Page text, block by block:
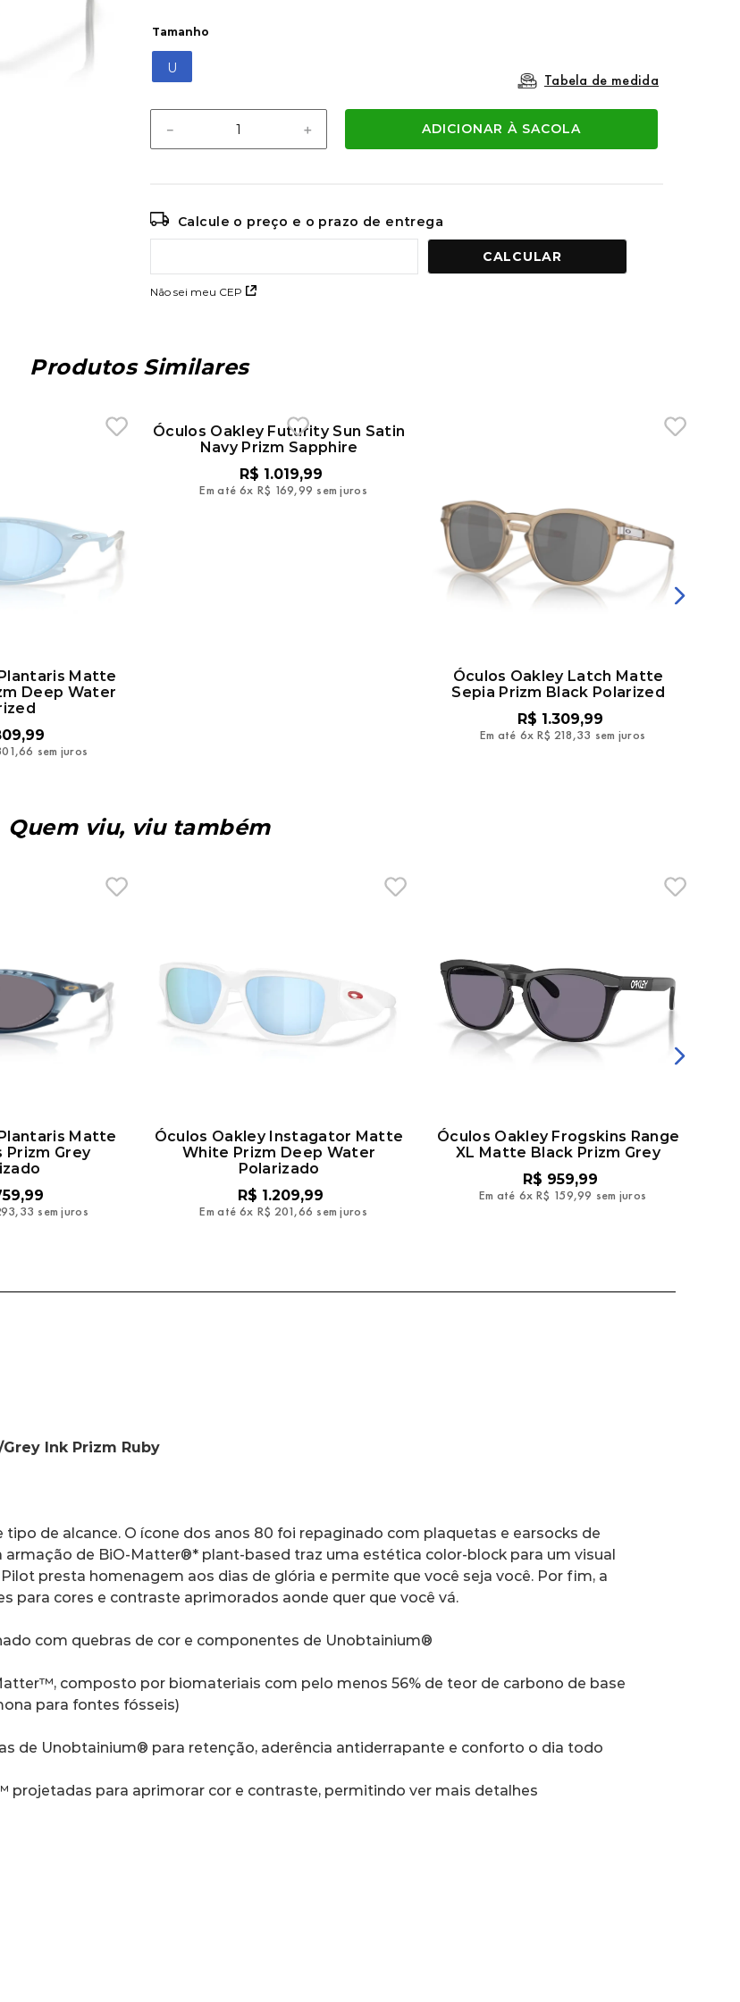
Tamanho
U
Tabela de medida
＋
－ ADICIONAR À SACOLA
Calcule o preço e o prazo de entrega
Não sei meu CEP
Produtos Similares
Matte
Deep Water
,99
,66 sem juros
Óculos Oakley Latch Matte
Sepia Prizm Black Polarized
R$ 1 .309,99
Em até 6x R$ 218,33 sem juros
Quem viu, viu também
Matte
Prizm Grey
,99
,33 sem juros
Óculos Oakley Instagator Matte
White Prizm Deep Water
Polarizado
R$ 1 .209,99
Em até 6x R$ 201,66 sem juros
Óculos Oakley Frogskins Range
XL Matte Black Prizm Grey
R$ 959,99
Em até 6x R$ 159,99 sem juros
Ink Prizm Ruby
de alcance. O ícone dos anos 80 foi repaginado com plaquetas e earsocks de
de BiO-Matter®* plant-based traz uma estética color-block para um visual
presta homenagem aos dias de glória e permite que você seja você. Por fim, a
cores e contraste aprimorados aonde quer que você vá.
com quebras de cor e componentes de Unobtainium®
composto por biomateriais com pelo menos 56% de teor de carbono de base
para fontes fósseis)
de Unobtainium® para retenção, aderência antiderrapante e conforto o dia todo
projetadas para aprimorar cor e contraste, permitindo ver mais detalhes